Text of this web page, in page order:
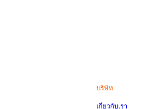
บริษัท
เกี่ยวกับเรา